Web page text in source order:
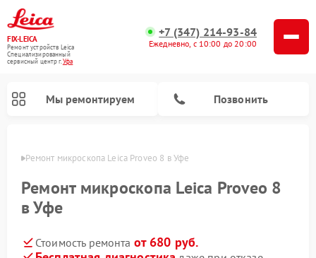
FIX-LEICA
Ремонт устройств Leica
Специализированный
cервисный центр г.Уфа
+7 (347) 214-93-84
Ежедневно, с 10:00 до 20:00
Мы ремонтируем Позвонить
Ремонт микроскопа Leica Proveo 8 в Уфе
Ремонт микроскопа Leica Proveo 8
в Уфе
Стоимость ремонта от 680 руб.